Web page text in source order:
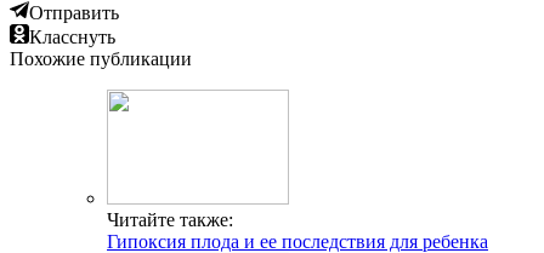
Отправить
Класснуть
Похожие публикации
Читайте также:
Гипоксия плода и ее последствия для ребенка